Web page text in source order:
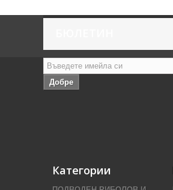
Добре
Категории